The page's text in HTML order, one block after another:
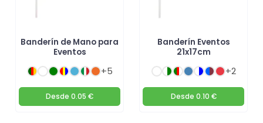
Banderín de Mano para
Eventos
+5
Desde 0.05 €
Banderín Eventos
21x17cm
+2
Desde 0.10 €